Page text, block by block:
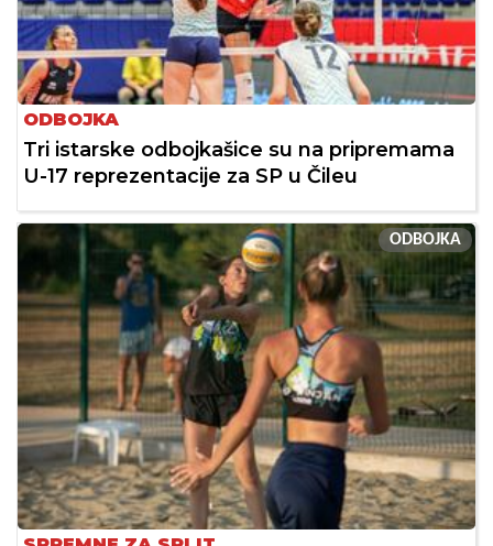
ODBOJKA
Tri istarske odbojkašice su na pripremama
U-17 reprezentacije za SP u Čileu
ODBOJKA